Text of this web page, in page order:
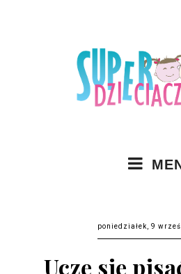
poniedziałek, 9
Uczę się